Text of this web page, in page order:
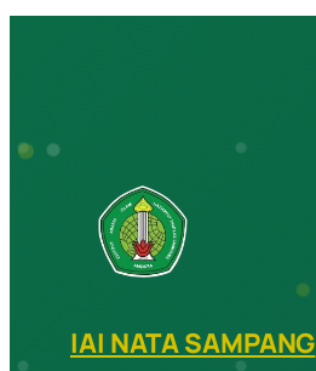
IAI NATA SAMPANG